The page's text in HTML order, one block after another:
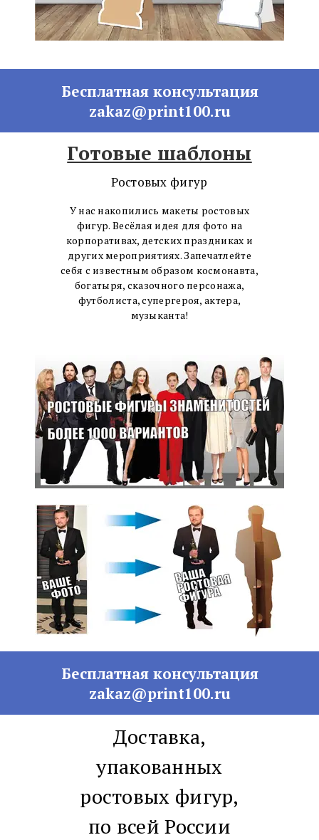
Бесплатная консультация
zakaz@print100.ru
Готовые шаблоны
Ростовых фигур
У нас накопились макеты ростовых
фигур. Весёлая идея для фото на
корпоративах, детских праздниках и
других мероприятиях. Запечатлейте
себя с известным образом космонавта,
богатыря, сказочного персонажа,
футболиста, супергероя, актера,
музыканта!
Бесплатная консультация
zakaz@print100.ru
Доставка,
упакованных
ростовых фигур,
по всей России